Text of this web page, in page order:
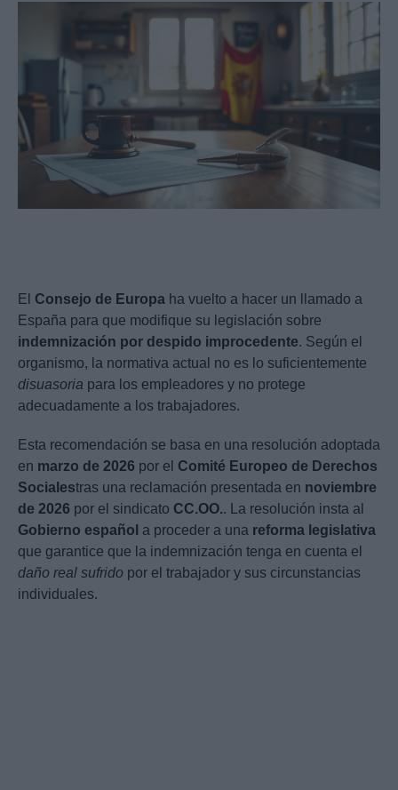
El Consejo de Europa ha vuelto a hacer un llamado a
España para que modifique su legislación sobre
indemnización por despido improcedente. Según el
organismo, la normativa actual no es lo suficientemente
disuasoria para los empleadores y no protege
adecuadamente a los trabajadores.
Esta recomendación se basa en una resolución adoptada
en marzo de 2026 por el Comité Europeo de Derechos
Socialestras una reclamación presentada en noviembre
de 2026 por el sindicato CC.OO.. La resolución insta al
Gobierno español a proceder a una reforma legislativa
que garantice que la indemnización tenga en cuenta el
daño real sufrido por el trabajador y sus circunstancias
individuales.